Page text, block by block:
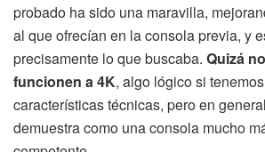
probado ha sido una maravilla,
al que ofrecían en la consola previa, y
precisamente lo que buscaba. Quizá
funcionen a 4K, algo lógico si
características técnicas, pero en
demuestra como una consola mucho